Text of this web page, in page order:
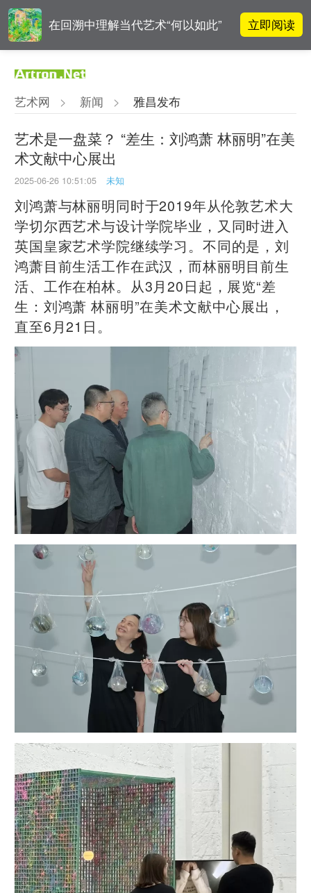
在回溯中理解当代艺术“何以如此” 立即阅读
科带来齐白石研究新突破
周杰伦都要去的伦敦弗里兹，到底
有多火爆？
一级文物逾半数！部分仅展20天！
辽博秋季大展聚焦古代文人的园中
雅趣
艺术网 > 新闻 > 雅昌发布
艺术是一盘菜？ “差生：刘鸿萧 林丽明”在美
术文献中心展出
2025-06-26 10:51:05 未知
刘鸿萧与林丽明同时于2019年从伦敦艺术大
学切尔西艺术与设计学院毕业，又同时进入
英国皇家艺术学院继续学习。不同的是，刘
鸿萧目前生活工作在武汉，而林丽明目前生
活、工作在柏林。从3月20日起，展览“差
生：刘鸿萧 林丽明”在美术文献中心展出，
直至6月21日。